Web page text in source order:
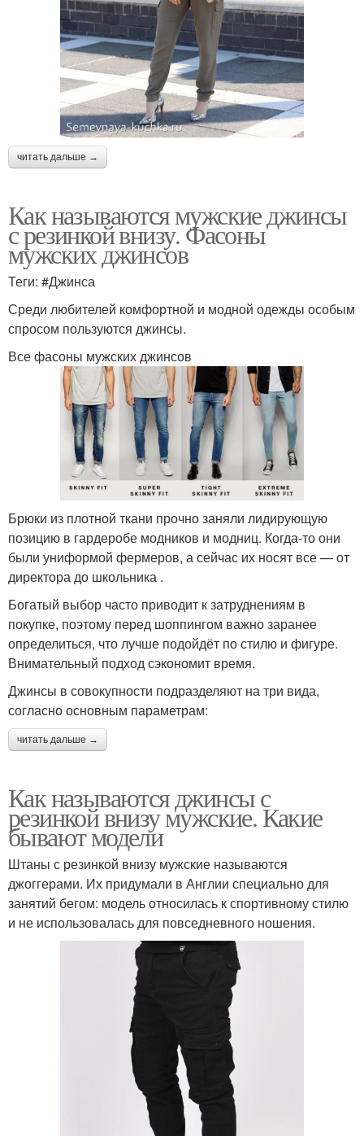
читать дальше →
Как называются мужские джинсы
с резинкой внизу. Фасоны
мужских джинсов
Теги: #Джинса
Среди любителей комфортной и модной одежды особым
спросом пользуются джинсы.
Все фасоны мужских джинсов
Брюки из плотной ткани прочно заняли лидирующую
позицию в гардеробе модников и модниц. Когда-то они
были униформой фермеров, а сейчас их носят все — от
директора до школьника .
Богатый выбор часто приводит к затруднениям в
покупке, поэтому перед шоппингом важно заранее
определиться, что лучше подойдёт по стилю и фигуре.
Внимательный подход сэкономит время.
Джинсы в совокупности подразделяют на три вида,
согласно основным параметрам:
читать дальше →
Как называются джинсы с
резинкой внизу мужские. Какие
бывают модели
Штаны с резинкой внизу мужские называются
джоггерами. Их придумали в Англии специально для
занятий бегом: модель относилась к спортивному стилю
и не использовалась для повседневного ношения.